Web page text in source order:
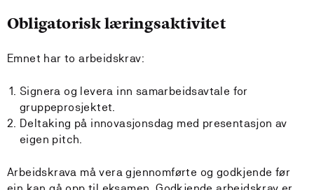
Obligatorisk læringsaktivitet
Emnet har to arbeidskrav:
Signera og levera inn samarbeidsavtale for
gruppeprosjektet.
Deltaking på innovasjonsdag med presentasjon av
eigen pitch.
Arbeidskrava må vera gjennomførte og godkjende før